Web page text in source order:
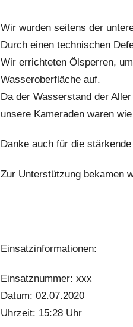
Wir wurden seitens der
Durch einen technischen
Wir errichteten Ölsperren,
Wasseroberfläche auf.
Da der Wasserstand der
unsere Kameraden waren
Danke auch für die
Zur Unterstützung bekamen
Einsatzinformationen:
Einsatznummer: xxx
Datum: 02.07.2020
Uhrzeit: 15:28 Uhr